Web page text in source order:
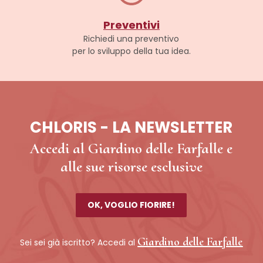
Preventivi
Richiedi una preventivo
per lo sviluppo della tua idea.
CHLORIS - LA NEWSLETTER
Accedi al Giardino delle Farfalle e
alle sue risorse esclusive
OK, VOGLIO FIORIRE!
Sei sei già iscritto? Accedi al Giardino delle Farfalle